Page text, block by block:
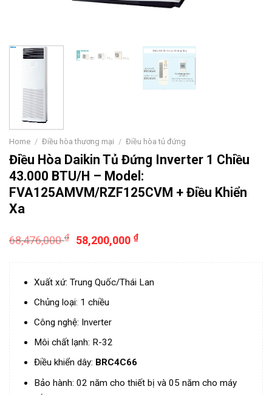
Home / Điều hòa thương mại / Điều hòa tủ đứng
Điều Hòa Daikin Tủ Đứng Inverter 1 Chiều
43.000 BTU/H – Model:
FVA125AMVM/RZF125CVM + Điều Khiển
Xa
68,476,000₫ 58,200,000₫
Xuất xứ: Trung Quốc/Thái Lan
Chủng loại: 1 chiều
Công nghệ: Inverter
Môi chất lạnh: R-32
Điều khiển dây: BRC4C66
Bảo hành: 02 năm cho thiết bị và 05 năm cho máy